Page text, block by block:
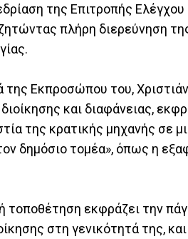
της Επιτροπής
πλήρη διερεύνηση
της Εκπροσώπου του,
και διαφάνειας,
της κρατικής μηχανής σε
δημόσιο τομέα», όπως η
εκφράζει την
στη γενικότητά της,